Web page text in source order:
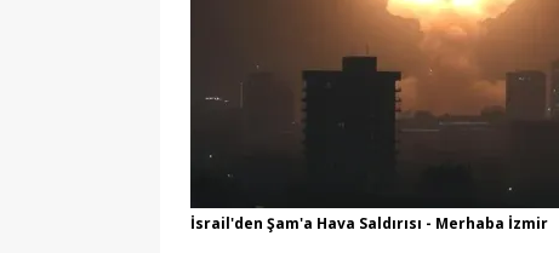
İsrail'den Şam'a Hava Saldırısı - Merhaba İzmir